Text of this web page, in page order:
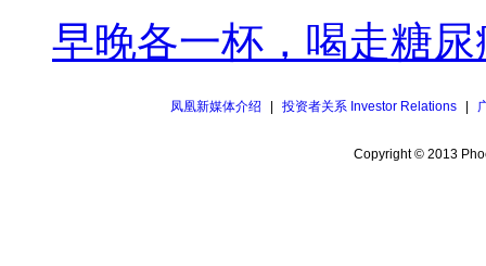
早晚各一杯，喝走糖尿
凤凰新媒体介绍 投资者关系 Investor Relations
Copyright © 2013